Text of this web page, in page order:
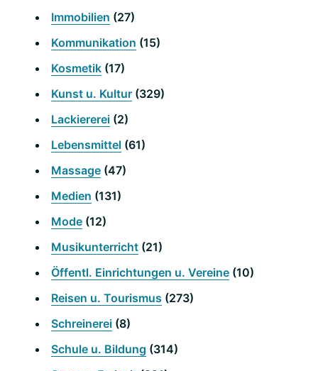
Immobilien (27)
Kommunikation (15)
Kosmetik (17)
Kunst u. Kultur (329)
Lackiererei (2)
Lebensmittel (61)
Massage (47)
Medien (131)
Mode (12)
Musikunterricht (21)
Öffentl. Einrichtungen u. Vereine (10)
Reisen u. Tourismus (273)
Schreinerei (8)
Schule u. Bildung (314)